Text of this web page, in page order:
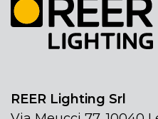
REER Lighting Srl